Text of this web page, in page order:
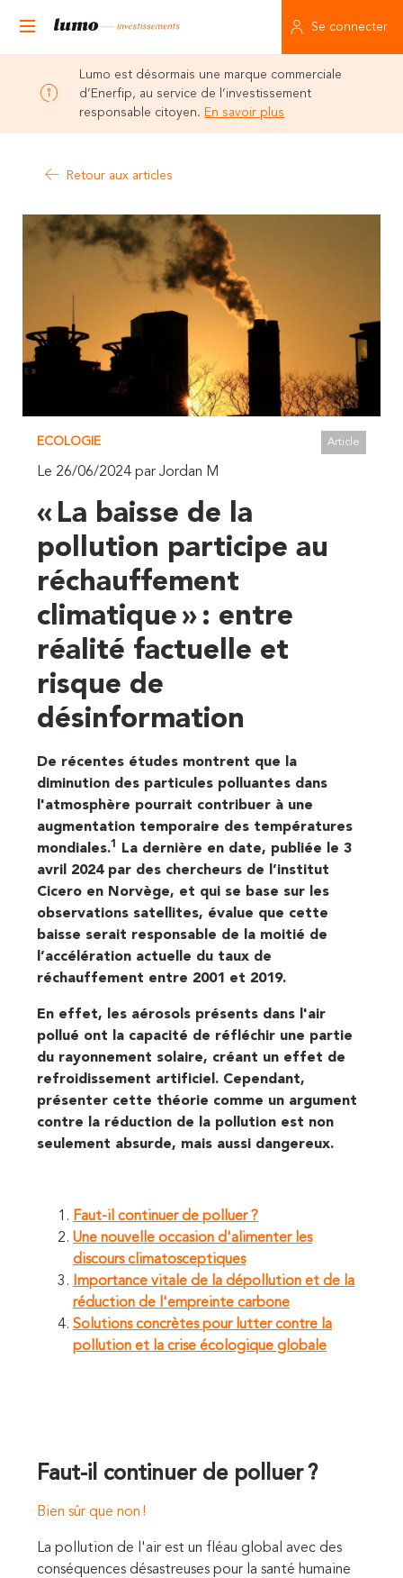
Se connecter
Lumo est désormais une marque commerciale
d’Enerfip, au service de l’investissement
responsable citoyen. En savoir plus
Retour aux articles
ECOLOGIE Article
Le 26/06/2024 par Jordan M
« La baisse de la
pollution participe au
réchauffement
climatique » : entre
réalité factuelle et
risque de
désinformation
De récentes études montrent que la
diminution des particules polluantes dans
l'atmosphère pourrait contribuer à une
augmentation temporaire des températures
mondiales.1
La dernière en date, publiée le 3
avril 2024 par des chercheurs de l’institut
Cicero en Norvège, et qui se base sur les
observations satellites, évalue que cette
baisse serait responsable de la moitié de
l’accélération actuelle du taux de
réchauffement entre 2001 et 2019.
En effet, les aérosols présents dans l'air
pollué ont la capacité de réfléchir une partie
du rayonnement solaire, créant un effet de
refroidissement artificiel. Cependant,
présenter cette théorie comme un argument
contre la réduction de la pollution est non
seulement absurde, mais aussi dangereux.
Faut-il continuer de polluer ?
Une nouvelle occasion d'alimenter les
discours climatosceptiques
Importance vitale de la dépollution et de la
réduction de l'empreinte carbone
Solutions concrètes pour luttercontre la
pollution et la crise écologique globale
Faut-il continuer de polluer ?
Bien sûr que non !
La pollution de l'air est un fléau global avec des
conséquences désastreuses pour la santé humaine